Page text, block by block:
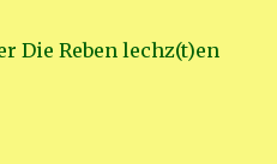
Die Reben lechz(t)en